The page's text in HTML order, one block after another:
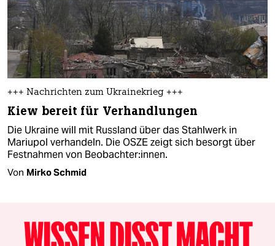
+++ Nachrichten zum Ukrainekrieg +++
Kiew bereit für Verhandlungen
Die Ukraine will mit Russland über das Stahlwerk in
Mariupol verhandeln. Die OSZE zeigt sich besorgt über
Festnahmen von Beobachter:innen.
Von Mirko Schmid